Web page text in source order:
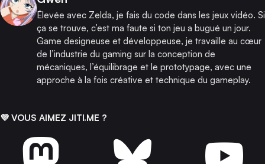
Élevée avec Zelda, je fais du code dans les jeux vidéo. Si
ça se trouve, c’est ma faute si ton jeu a bugué un jour.
Game designeuse et développeuse, je travaille au cœur
de l’industrie du gaming sur la conception de
mécaniques, l’équilibrage et le prototypage, avec une
approche à la fois créative et technique du gameplay.
💜 VOUS AIMEZ JITI.ME ?